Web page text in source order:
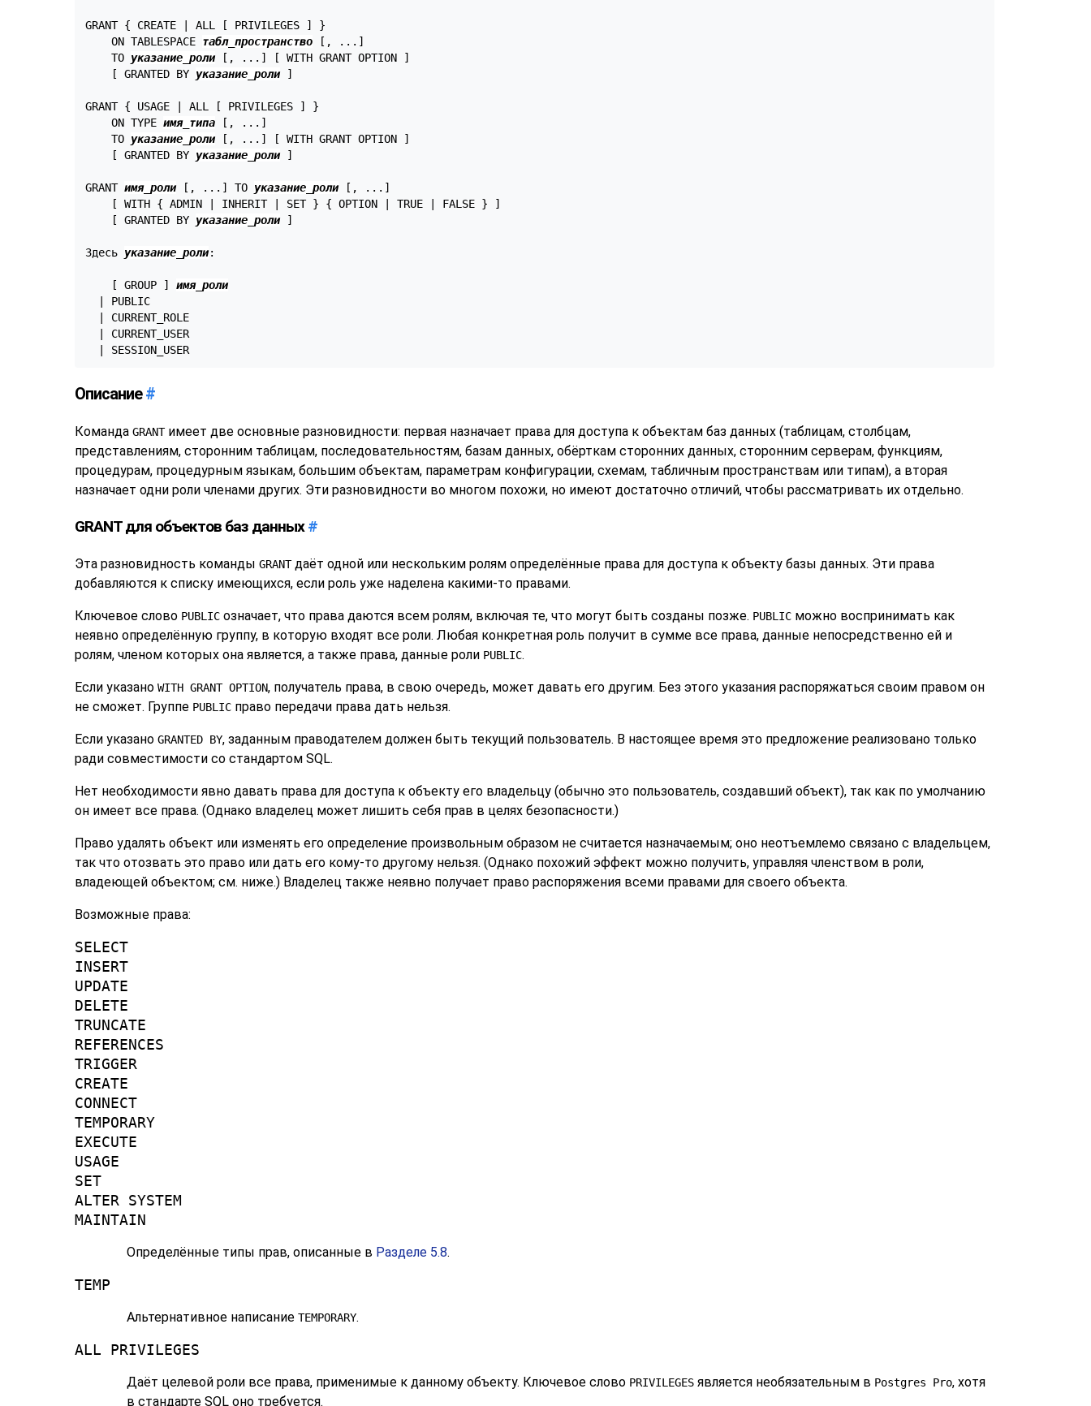
GRANT { CREATE | ALL [ PRIVILEGES ] }
    ON TABLESPACE
табл_пространство [, ...]
    TO
указание_роли [, ...] [ WITH GRANT OPTION ]
    [ GRANTED BY
указание_роли ]
GRANT { USAGE | ALL [ PRIVILEGES ] }
    ON TYPE
имя_типа [, ...]
    TO
указание_роли [, ...] [ WITH GRANT OPTION ]
    [ GRANTED BY
указание_роли ]
GRANT имя_роли [, ...] TO указание_роли [, ...]
    [ WITH { ADMIN | INHERIT | SET } { OPTION | TRUE | FALSE } ]
    [ GRANTED BY
указание_роли ]
Здесь указание_роли:
    [ GROUP ]
имя_роли
  | PUBLIC
  | CURRENT_ROLE
  | CURRENT_USER
  | SESSION_USER
Описание#
Команда GRANTимеет две основные разновидности: первая назначает права для доступа к объектам баз данных (таблицам, столбцам,
представлениям, сторонним таблицам, последовательностям, базам данных, обёрткам сторонних данных, сторонним серверам, функциям,
процедурам, процедурным языкам, большим объектам, параметрам конфигурации, схемам, табличным пространствам или типам), а вторая
назначает одни роли членами других. Эти разновидности во многом похожи, но имеют достаточно отличий, чтобы рассматривать их отдельно.
GRANT для объектов баз данных#
Эта разновидность команды GRANTдаёт одной или нескольким ролям определённые права для доступа к объекту базы данных. Эти права
добавляются к списку имеющихся, если роль уже наделена какими-то правами.
Ключевое слово PUBLIC означает, что права даются всем ролям, включая те, что могут быть созданы позже. PUBLIC можно воспринимать как
неявно определённую группу, в которую входят все роли. Любая конкретная роль получит в сумме все права, данные непосредственно ей и
ролям, членом которых она является, а также права, данные роли PUBLIC.
Если указано WITH GRANT OPTION, получатель права, в свою очередь, может давать его другим. Без этого указания распоряжаться своим правом он
не сможет. Группе PUBLIC право передачи права дать нельзя.
Если указано GRANTED BY, заданным праводателем должен быть текущий пользователь. В настоящее время это предложение реализовано только
ради совместимости со стандартом SQL.
Нет необходимости явно давать права для доступа к объекту его владельцу (обычно это пользователь, создавший объект), так как по умолчанию
он имеет все права. (Однако владелец может лишить себя прав в целях безопасности.)
Право удалять объект или изменять его определение произвольным образом не считается назначаемым; оно неотъемлемо связано с владельцем,
так что отозвать это право или дать его кому-то другому нельзя. (Однако похожий эффект можно получить, управляя членством в роли,
владеющей объектом; см. ниже.) Владелец также неявно получает право распоряжения всеми правами для своего объекта.
Возможные права:
SELECT
INSERT
UPDATE
DELETE
TRUNCATE
REFERENCES
TRIGGER
CREATE
CONNECT
TEMPORARY
EXECUTE
USAGE
SET
ALTER SYSTEM
MAINTAIN
Определённые типы прав, описанные в Разделе 5.8.
TEMP
Альтернативное написание TEMPORARY.
ALL PRIVILEGES
Даёт целевой роли все права, применимые к данному объекту. Ключевое слово PRIVILEGES является необязательным в Postgres Pro, хотя
в стандарте SQL оно требуется.